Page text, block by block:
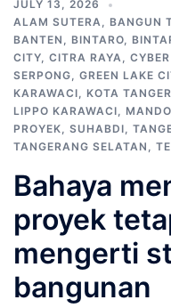
JULY 13, 2026
ALAM SUTERA, BANGUN
BANTEN , BINTARO,
CITY, CITRA RAYA,
SERPONG, GREEN LAKE
KARAWACI, KOTA
LIPPO KARAWACI,
PROYEK, SUHABDI,
TANGERANG SELATAN ,
Bahaya
proyek
mengerti
bangunan